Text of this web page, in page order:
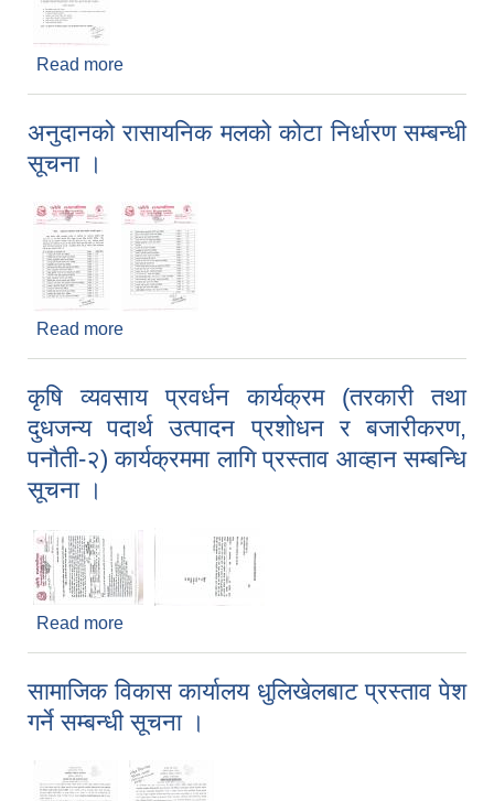
Read more
अनुदानको रासायनिक मलको कोटा निर्धारण सम्बन्धी
सूचना ।
Read more
कृषि व्यवसाय प्रवर्धन कार्यक्रम (तरकारी तथा
दुधजन्य पदार्थ उत्पादन प्रशोधन र बजारीकरण,
पनौती-२) कार्यक्रममा लागि प्रस्ताव आव्हान सम्बन्धि
सूचना ।
Read more
सामाजिक विकास कार्यालय धुलिखेलबाट प्रस्ताव पेश
गर्ने सम्बन्धी सूचना ।